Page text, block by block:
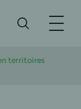
territoires